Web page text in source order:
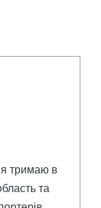
тримаю в
та